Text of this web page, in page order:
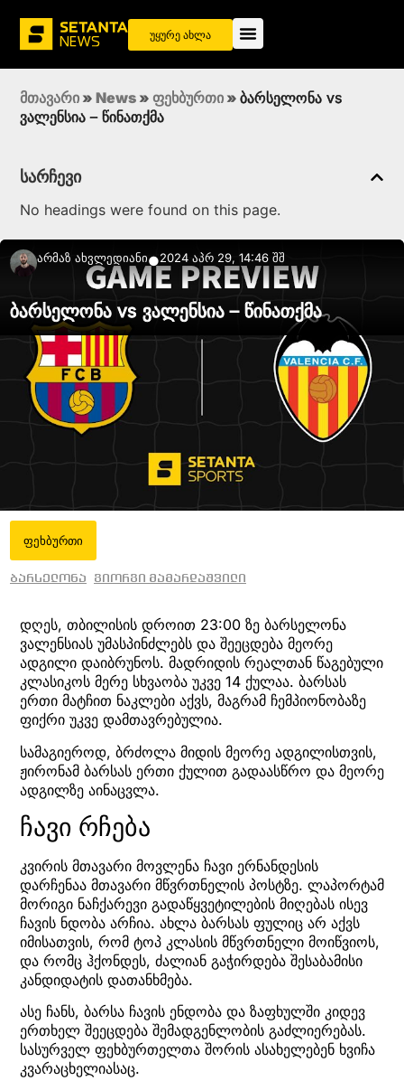
უყურე ახლა
მთავარი » News » ფეხბურთი » ბარსელონა vs
ვალენსია – წინათქმა
სარჩევი
No headings were found on this page.
Არმაზ Ახვლედიანი●2024 აპრ 29, 14:46 შშ
ბარსელონა vs ვალენსია – წინათქმა
ფეხბურთი
ბარსელონა გიორგი მამარდაშვილი
დღეს, თბილისის დროით 23:00 ზე ბარსელონა
ვალენსიას უმასპინძლებს და შეეცდება მეორე
ადგილი დაიბრუნოს. მადრიდის რეალთან წაგებული
კლასიკოს მერე სხვაობა უკვე 14 ქულაა. ბარსას
ერთი მატჩით ნაკლები აქვს, მაგრამ ჩემპიონობაზე
ფიქრი უკვე დამთავრებულია.
სამაგიეროდ, ბრძოლა მიდის მეორე ადგილისთვის,
ჟირონამ ბარსას ერთი ქულით გადაასწრო და მეორე
ადგილზე აინაცვლა.
ჩავი რჩება
კვირის მთავარი მოვლენა ჩავი ერნანდესის
დარჩენაა მთავარი მწვრთნელის პოსტზე. ლაპორტამ
მორიგი ნაჩქარევი გადაწყვეტილების მიღებას ისევ
ჩავის ნდობა არჩია. ახლა ბარსას ფულიც არ აქვს
იმისათვის, რომ ტოპ კლასის მწვრთნელი მოიწვიოს,
და რომც ჰქონდეს, ძალიან გაჭირდება შესაბამისი
კანდიდატის დათანხმება.
ასე ჩანს, ბარსა ჩავის ენდობა და ზაფხულში კიდევ
ერთხელ შეეცდება შემადგენლობის გაძლიერებას.
სასურველ ფეხბურთელთა შორის ასახელებენ ხვიჩა
კვარაცხელიასაც.